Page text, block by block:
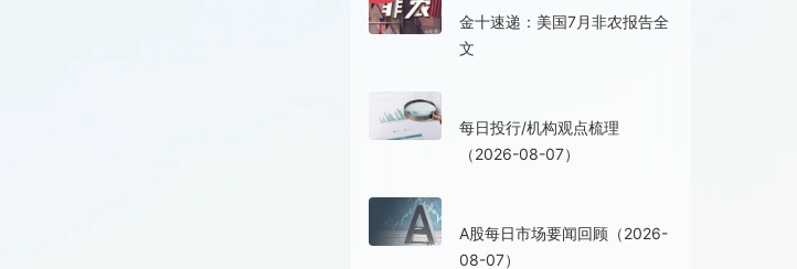
金十速递：美国7月非农报告全
文
每日投行/机构观点梳理
（2026-08-07）
A股每日市场要闻回顾（2026-
08-07）